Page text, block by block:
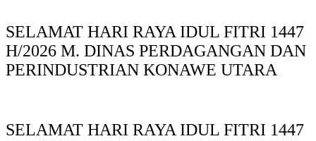
SELAMAT HARI RAYA IDUL FITRI 1447
H/2026 M. DINAS PERDAGANGAN DAN
PERINDUSTRIAN KONAWE UTARA
SELAMAT HARI RAYA IDUL FITRI 1447